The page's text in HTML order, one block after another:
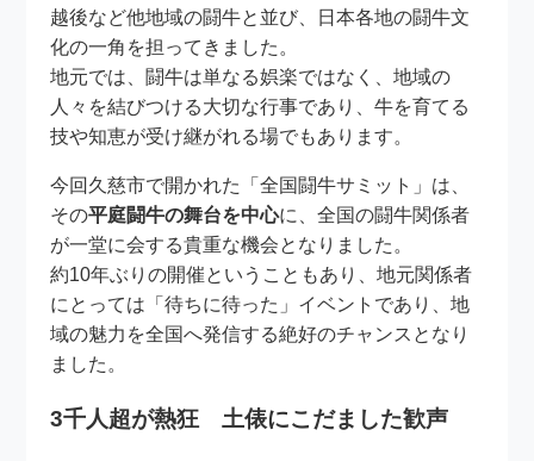
越後など他地域の闘牛と並び、日本各地の闘牛文
化の一角を担ってきました。
地元では、闘牛は単なる娯楽ではなく、地域の
人々を結びつける大切な行事であり、牛を育てる
技や知恵が受け継がれる場でもあります。
今回久慈市で開かれた「全国闘牛サミット」は、
その平庭闘牛の舞台を中心に、全国の闘牛関係者
が一堂に会する貴重な機会となりました。
約10年ぶりの開催ということもあり、地元関係者
にとっては「待ちに待った」イベントであり、地
域の魅力を全国へ発信する絶好のチャンスとなり
ました。
3千人超が熱狂 土俵にこだました歓声